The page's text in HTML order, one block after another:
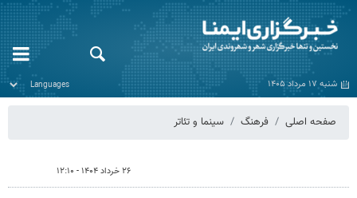
شنبه ۱۷ مرداد ۱۴۰۵
صفحه اصلی فرهنگ سینما و تئاتر
۲۶ خرداد ۱۴۰۴ - ۱۲:۱۰